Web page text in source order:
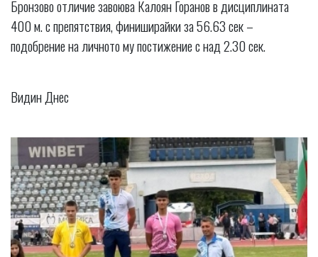
Бронзово отличие завоюва Калоян Горанов в дисциплината
400 м. с препятствия, финиширайки за 56.63 сек –
подобрение на личното му постижение с над 2.30 сек.
Видин Днес